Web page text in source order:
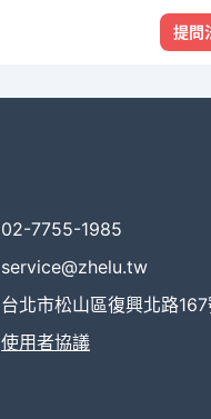
提問
02-7755-1985
service@zhelu.tw
台北市松山區復興北路
使用者協議